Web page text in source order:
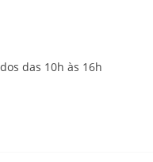
das 10h às 16h